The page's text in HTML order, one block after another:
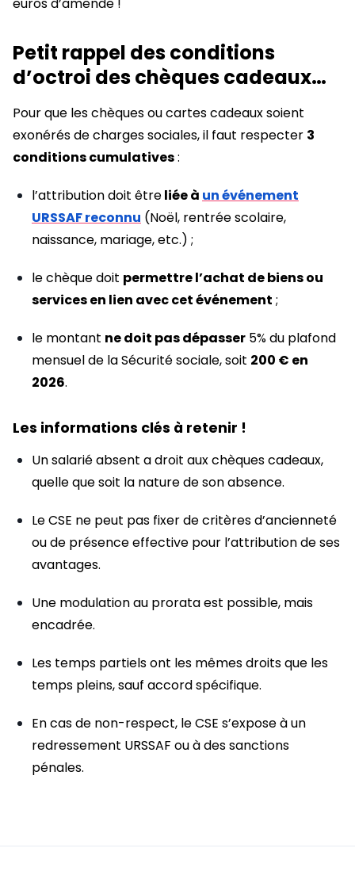
Petit rappel des conditions
d’octroi des chèques cadeaux…
Pour que les chèques ou cartes cadeaux soient
exonérés de charges sociales, il faut respecter 3
conditions cumulatives:
l’attribution doit êtreliée à un événement
URSSAF reconnu (Noël, rentrée scolaire,
naissance, mariage, etc.) ;
le chèque doit permettre l’achat de biens ou
services en lien avec cet événement ;
le montant ne doit pas dépasser 5% du plafond
mensuel de la Sécurité sociale, soit 200 € en
2026.
Les informations clés à retenir !
Un salarié absent a droit aux chèques cadeaux,
quelle que soit la nature de son absence.
Le CSE ne peut pas fixer de critères d’ancienneté
ou de présence effective pour l’attribution de ses
avantages.
Une modulation au prorata est possible, mais
encadrée.
Les temps partiels ont les mêmes droits que les
temps pleins, sauf accord spécifique.
En cas de non-respect, le CSE s’expose à un
redressement URSSAF ou à des sanctions
pénales.